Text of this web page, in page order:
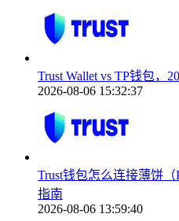
Trust Wallet vs TP钱包，
2026-08-06 15:32:37
Trust钱包怎么连接薄饼（
指南
2026-08-06 13:59:40